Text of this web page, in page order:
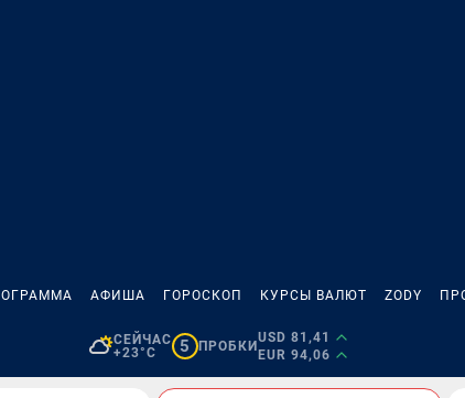
АФИША ГОРОСКОП КУРСЫ ВАЛЮТ ZODY
СЕЙЧАС
+23°C
5 ПРОБКИ
USD 81,41
EUR 94,06